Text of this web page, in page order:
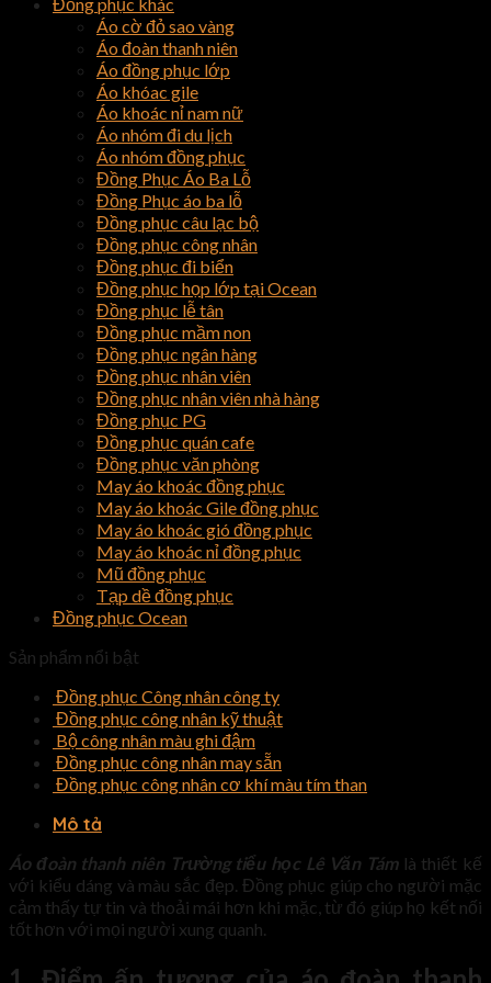
Đồng phục khác
Áo cờ đỏ sao vàng
Áo đoàn thanh niên
Áo đồng phục lớp
Áo khóac gile
Áo khoác nỉ nam nữ
Áo nhóm đi du lịch
Áo nhóm đồng phục
Đồng Phục Áo Ba Lỗ
Đồng Phục áo ba lỗ
Đồng phục câu lạc bộ
Đồng phục công nhân
Đồng phục đi biển
Đồng phục họp lớp tại Ocean
Đồng phục lễ tân
Đồng phục mầm non
Đồng phục ngân hàng
Đồng phục nhân viên
Đồng phục nhân viên nhà hàng
Đồng phục PG
Đồng phục quán cafe
Đồng phục văn phòng
May áo khoác đồng phục
May áo khoác Gile đồng phục
May áo khoác gió đồng phục
May áo khoác nỉ đồng phục
Mũ đồng phục
Tạp dề đồng phục
Đồng phục Ocean
Sản phẩm nổi bật
Đồng phục Công nhân công ty
Đồng phục công nhân kỹ thuật
Bộ công nhân màu ghi đậm
Đồng phục công nhân may sẵn
Đồng phục công nhân cơ khí màu tím than
Mô tả
Áo đoàn thanh niên Trường tiểu học Lê Văn Tám là thiết kế
với kiểu dáng và màu sắc đẹp. Đồng phục giúp cho người mặc
cảm thấy tự tin và thoải mái hơn khi mặc, từ đó giúp họ kết nối
tốt hơn với mọi người xung quanh.